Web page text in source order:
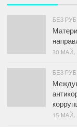
БЕЗ
30 МАЙ,
БЕЗ
15 МАЙ,